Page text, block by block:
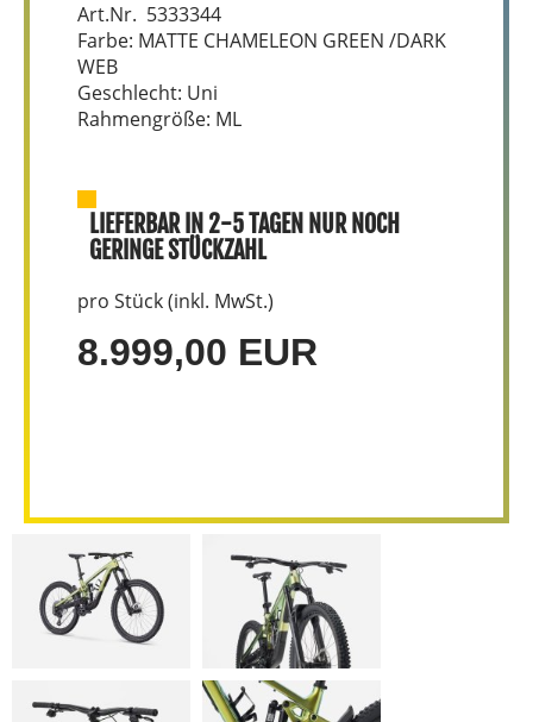
Art.Nr. 5333344
Farbe: MATTE CHAMELEON GREEN /DARK
WEB
Geschlecht: Uni
Rahmengröße: ML
LIEFERBAR IN 2-5 TAGEN NUR NOCH
GERINGE STÜCKZAHL
pro Stück (inkl. MwSt.)
8.999,00 EUR